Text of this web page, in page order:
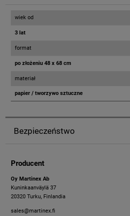
wiek od
3 lat
format
po złożeniu 48 x 68 cm
materiał
papier / tworzywo sztuczne
Bezpieczeństwo
Producent
Oy Martinex Ab
Kuninkaanväylä 37
20320 Turku, Finlandia
sales@martinex.fi